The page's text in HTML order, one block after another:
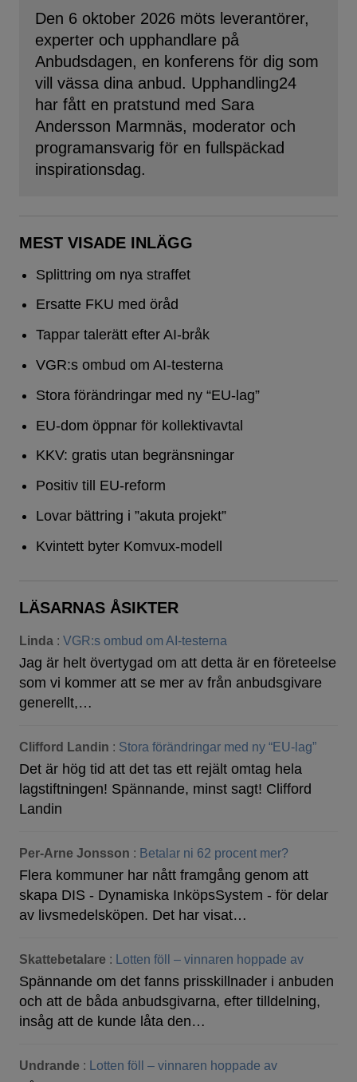
Den 6 oktober 2026 möts leverantörer,
experter och upphandlare på
Anbudsdagen, en konferens för dig som
vill vässa dina anbud. Upphandling24
har fått en pratstund med Sara
Andersson Marmnäs, moderator och
programansvarig för en fullspäckad
inspirationsdag.
MEST VISADE INLÄGG
Splittring om nya straffet
Ersatte FKU med öråd
Tappar talerätt efter AI-bråk
VGR:s ombud om AI-testerna
Stora förändringar med ny “EU-lag”
EU-dom öppnar för kollektivavtal
KKV: gratis utan begränsningar
Positiv till EU-reform
Lovar bättring i ”akuta projekt”
Kvintett byter Komvux-modell
LÄSARNAS ÅSIKTER
Linda : VGR:s ombud om AI-testerna
Jag är helt övertygad om att detta är en företeelse
som vi kommer att se mer av från anbudsgivare
generellt,…
Clifford Landin : Stora förändringar med ny “EU-lag”
Det är hög tid att det tas ett rejält omtag hela
lagstiftningen! Spännande, minst sagt! Clifford
Landin
Per-Arne Jonsson : Betalar ni 62 procent mer?
Flera kommuner har nått framgång genom att
skapa DIS - Dynamiska InköpsSystem - för delar
av livsmedelsköpen. Det har visat…
Skattebetalare : Lotten föll – vinnaren hoppade av
Spännande om det fanns prisskillnader i anbuden
och att de båda anbudsgivarna, efter tilldelning,
insåg att de kunde låta den…
Undrande : Lotten föll – vinnaren hoppade av